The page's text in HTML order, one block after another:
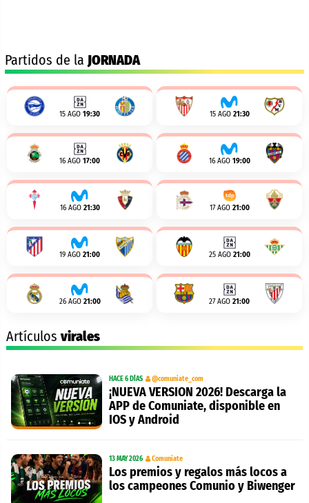
Partidos de la JORNADA
15 AGO 19:30 15 AGO 21:30
16 AGO 17:00 16 AGO 19:00
16 AGO 21:30 17 AGO 21:00
19 AGO 21:00 25 AGO 21:00
26 AGO 21:00 27 AGO 21:00
Artículosvirales
HACE 6 DÍAS @comuniate_com
¡NUEVA VERSION 2026! Descarga la
APP de Comuniate, disponible en
IOS y Android
13 MAY 2026 Comuniate
Los premios y regalos más locos a
los campeones Comunio y Biwenger